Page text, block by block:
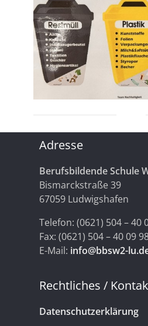
Adresse
Berufsbildende Schule
Bismarckstraße 39
67059 Ludwigshafen
Telefon: (0621) 504 – 40
Fax: (0621) 504 – 40 09
E-Mail: info@bbsw2-
Rechtliches /
Datenschutzerklärung